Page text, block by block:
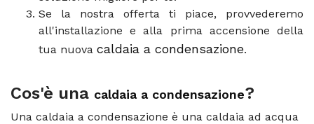
Se la nostra offerta ti piace, provvederemo
all'installazione e alla prima accensione della
tua nuova caldaia a condensazione.
Cos'è una caldaia a condensazione?
Una caldaia a condensazione è una caldaia ad acqua